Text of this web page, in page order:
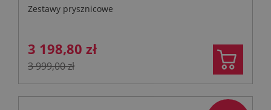
Zestawy prysznicowe
3 198,80 zł
3 999,00 zł